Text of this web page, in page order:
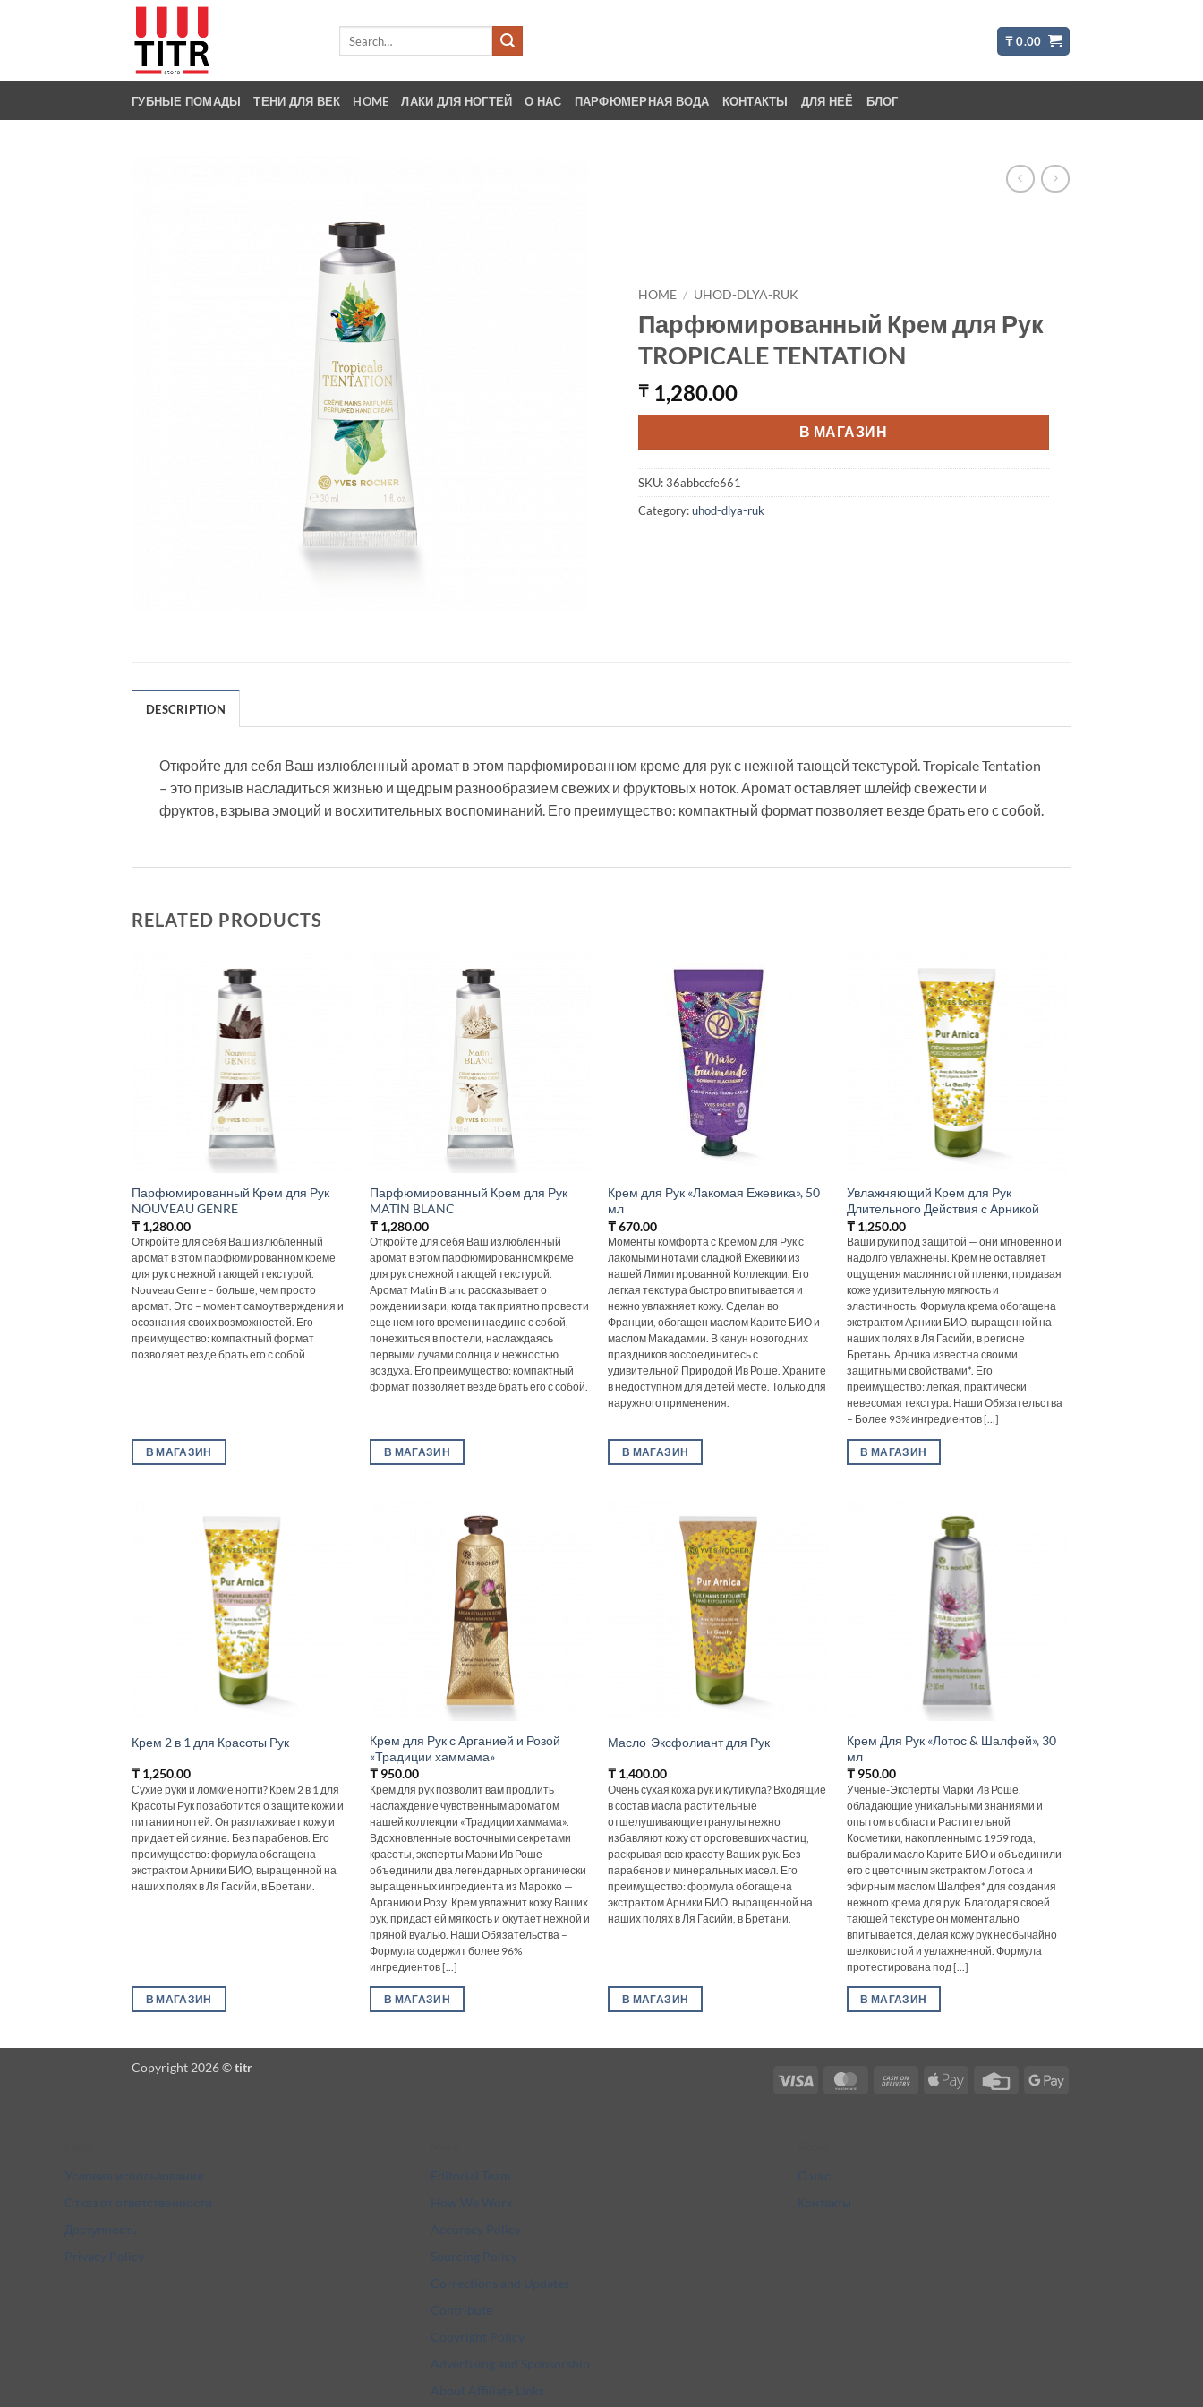
₸0.00
ГУБНЫЕ ПОМАДЫ ТЕНИ ДЛЯ ВЕК HOME ЛАКИ ДЛЯ НОГТЕЙ О НАС ПАРФЮМЕРНАЯ ВОДА КОНТАКТЫ ДЛЯ НЕЁ БЛОГ
HOME / UHOD-DLYA-RUK
Парфюмированный Крем для Рук
TROPICALE TENTATION
₸1,280.00
В МАГАЗИН
SKU:36abbccfe661
Category:uhod-dlya-ruk
DESCRIPTION
Откройте для себя Ваш излюбленный аромат в этом парфюмированном креме для рук с нежной тающей текстурой. Tropicale Tentation
– это призыв насладиться жизнью и щедрым разнообразием свежих и фруктовых ноток. Аромат оставляет шлейф свежести и
фруктов, взрыва эмоций и восхитительных воспоминаний. Его преимущество: компактный формат позволяет везде брать его с собой.
RELATED PRODUCTS
Парфюмированный Крем для Рук
NOUVEAU GENRE
₸1,280.00
Откройте для себя Ваш излюбленный
аромат в этом парфюмированном креме
для рук с нежной тающей текстурой.
Nouveau Genre – больше, чем просто
аромат. Это – момент самоутверждения и
осознания своих возможностей. Его
преимущество: компактный формат
позволяет везде брать его с собой.
В МАГАЗИН
Парфюмированный Крем для Рук
MATIN BLANC
₸ 1,280.00
Откройте для себя Ваш излюбленный
аромат в этом парфюмированном креме
для рук с нежной тающей текстурой.
Аромат Matin Blanc рассказывает о
рождении зари, когда так приятно провести
еще немного времени наедине с собой,
понежиться в постели, наслаждаясь
первыми лучами солнца и нежностью
воздуха. Его преимущество: компактный
формат позволяет везде брать его с собой.
В МАГАЗИН
Крем для Рук «Лакомая Ежевика», 50
мл
₸670.00
Моменты комфорта с Кремом для Рук с
лакомыми нотами сладкой Ежевики из
нашей Лимитированной Коллекции. Его
легкая текстура быстро впитывается и
нежно увлажняет кожу. Сделан во
Франции, обогащен маслом Карите БИО и
маслом Макадамии. В канун новогодних
праздников воссоединитесь с
удивительной Природой Ив Роше. Храните
в недоступном для детей месте. Только для
наружного применения.
В МАГАЗИН
Увлажняющий Крем для Рук
Длительного Действия с Арникой
₸1,250.00
Ваши руки под защитой — они мгновенно и
надолго увлажнены. Крем не оставляет
ощущения маслянистой пленки, придавая
коже удивительную мягкость и
эластичность. Формула крема обогащена
экстрактом Арники БИО, выращенной на
наших полях в Ля Гасийи, в регионе
Бретань. Арника известна своими
защитными свойствами*. Его
преимущество: легкая, практически
невесомая текстура. Наши Обязательства
– Более 93% ингредиентов [...]
В МАГАЗИН
Крем 2 в 1 для Красоты Рук
₸1,250.00
Сухие руки и ломкие ногти? Крем 2 в 1 для
Красоты Рук позаботится о защите кожи и
питании ногтей. Он разглаживает кожу и
придает ей сияние. Без парабенов. Его
преимущество: формула обогащена
экстрактом Арники БИО, выращенной на
наших полях в Ля Гасийи, в Бретани.
В МАГАЗИН
Крем для Рук с Арганией и Розой
«Традиции хаммама»
₸ 950.00
Крем для рук позволит вам продлить
наслаждение чувственным ароматом
нашей коллекции «Традиции хаммама».
Вдохновленные восточными секретами
красоты, эксперты Марки Ив Роше
объединили два легендарных органически
выращенных ингредиента из Марокко —
Арганию и Розу. Крем увлажнит кожу Ваших
рук, придаст ей мягкость и окутает нежной и
пряной вуалью. Наши Обязательства –
Формула содержит более 96%
ингредиентов [...]
В МАГАЗИН
Масло-Эксфолиант для Рук
₸ 1,400.00
Очень сухая кожа рук и кутикула? Входящие
в состав масла растительные
отшелушивающие гранулы нежно
избавляют кожу от ороговевших частиц,
раскрывая всю красоту Ваших рук. Без
парабенов и минеральных масел. Его
преимущество: формула обогащена
экстрактом Арники БИО, выращенной на
наших полях в Ля Гасийи, в Бретани.
В МАГАЗИН
Крем Для Рук «Лотос & Шалфей», 30
мл
₸950.00
Ученые-Эксперты Марки Ив Роше,
обладающие уникальными знаниями и
опытом в области Растительной
Косметики, накопленным с 1959 года,
выбрали масло Карите БИО и объединили
его с цветочным экстрактом Лотоса и
эфирным маслом Шалфея* для создания
нежного крема для рук. Благодаря своей
тающей текстуре он моментально
впитывается, делая кожу рук необычайно
шелковистой и увлажненной. Формула
протестирована под [...]
В МАГАЗИН
Visa MasterCardCash
Apple
Credit
Google
Copyright 2026 ©titr
Условия использования
Отказ от ответственности
Доступность
Privacy Policy
Editorial Team
How We Work
Accuracy Policy
Sourcing Policy
Corrections and Updates
Contribute
Copyright Policy
Advertising and Sponsorship
About Affiliate Links
О нас
Контакты